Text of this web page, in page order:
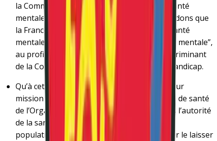
la Commission européenne en matière de santé
mentale. Conformément à cela, nous demandons que
la France abandonne, dans sa politique de santé
mentale, le modèle biomédical de la “maladie mentale”,
au profit de celui du modèle inclusif non discriminant
de la Convention des Nations Unies sur le handicap.
Qu’à cette fin, le monde professionnel ait pour
mission la mise en application des politiques de santé
de l’Organisation Mondiale de la Santé, sous l’autorité
de la santé publique. La santé mentale de la
population est un enjeu trop important pour le laisser